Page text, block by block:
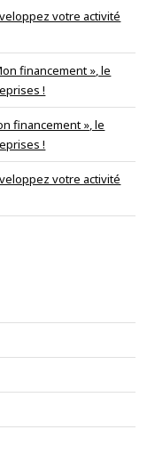
votre activité
financement », le
!
financement », le
!
votre activité